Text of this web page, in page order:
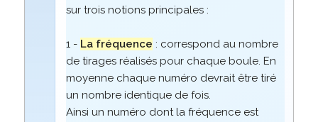
sur trois notions principales :
1 - La fréquence : correspond au nombre
de tirages réalisés pour chaque boule. En
moyenne chaque numéro devrait être tiré
un nombre identique de fois.
Ainsi un numéro dont la fréquence est